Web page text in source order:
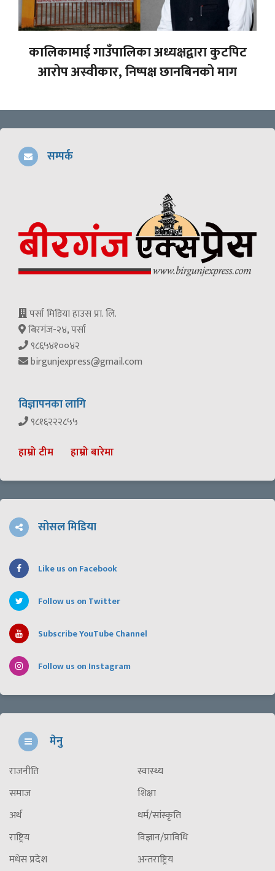
कालिकामाई गाउँपालिका अध्यक्षद्वारा कुटपिट
आरोप अस्वीकार, निष्पक्ष छानबिनको माग
सम्पर्क
पर्सा मिडिया हाउस प्रा. लि.
बिरगंज-२४, पर्सा
९८६५४१००४२
birgunjexpress@gmail.com
विज्ञापनका लागि
९८१६२२२८५५
हाम्रो टीम हाम्रो बारेमा
सोसल मिडिया
Like us on Facebook
Follow us on Twitter
Subscribe YouTube Channel
Follow us on Instagram
मेनु
राजनीति
समाज
अर्थ
राष्ट्रिय
मधेस प्रदेश
स्वास्थ्य
शिक्षा
धर्म/सांस्कृति
विज्ञान/प्राविधि
अन्तराष्ट्रिय